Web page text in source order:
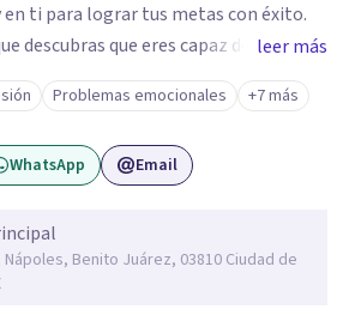
en ti para lograr tus metas con éxito.
de
en oportunidades Tú tienes
bienestar, sin culpas, sin
amor propio todo es
hay momentos en los que has
que no te favorecen y te
ayuda es el primer
leer más
Problemas emocionales +7 más
WhatsApp Email
Benito Juárez, 03810 Ciudad de